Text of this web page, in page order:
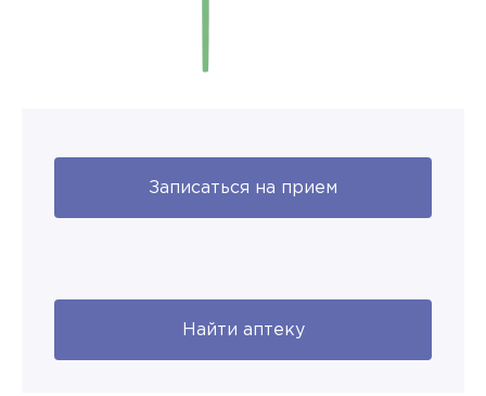
Записаться на прием
Найти аптеку